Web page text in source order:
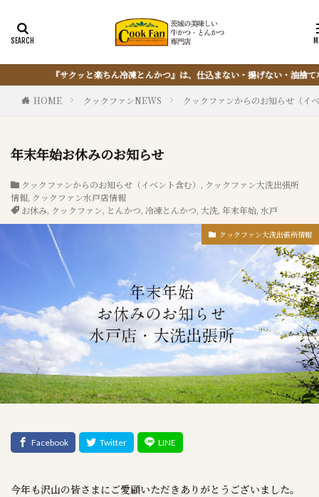
ない・揚げない・油捨てない。おうちで『とんかつ』は簡単に出来るんです
HOME クックファンNEWS クックファンからのお知らせ（イ
年末年始お休みのお知らせ
クックファンからのお知らせ（イベント含む） , クックファン大洗出張所
情報, クックファン水戸店情報
お休み, クックファン, とんかつ, 冷凍とんかつ, 大洗, 年末年始, 水戸
クックファン大洗出張所情報
今年も沢山の皆さまにご愛顧いただきありがとうございました。